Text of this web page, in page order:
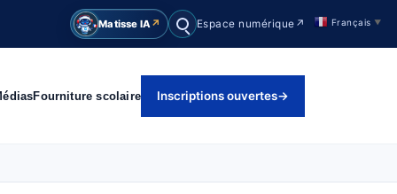
Français ▼
Matisse IA↗
Rechercher
Espace numérique ↗
Fourniture scolaire Inscriptions ouvertes→